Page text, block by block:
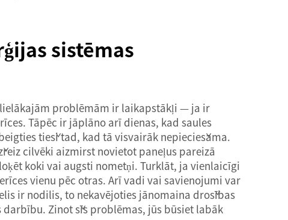
sistēmas
lielākajām problēmām ir laikapstākļi — ja ir
Tāpēc ir jāplāno arī dienas, kad saules
tieši tad, kad tā visvairāk nepieciešama.
cilvēki aizmirst novietot paneļus pareizā
koki vai augsti nometņi. Turklāt, ja vienlaicīgi
vienu pēc otras. Arī vadi vai savienojumi var
ir nodilis, to nekavējoties jānomaina drošības
Zinot šīs problēmas, jūs būsiet labāk